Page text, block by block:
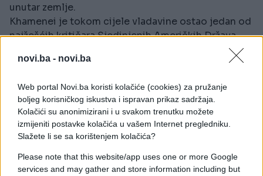
novi.ba - novi.ba
Web portal Novi.ba koristi kolačiće (cookies) za pružanje
boljeg korisničkog iskustva i ispravan prikaz sadržaja.
Kolačići su anonimizirani i u svakom trenutku možete
izmijeniti postavke kolačića u vašem Internet pregledniku.
Slažete li se sa korištenjem kolačića?
Please note that this website/app uses one or more Google
services and may gather and store information including but
unutar zemlje.
Khamenei je tokom cijele vladavine ostao jedan od
najžešćih kritičara Sjedinjenih Američkih Država,
bezuspješno pokušavale riješiti spor s Iranom oko
Zračni napad u kojem je ubijen sravnio je s tlom
njegov kompleks u centralnom Teheranu. Njegov
56-godišnji sin Mojtaba, koji je u napadu izgubio
vrhovnog vođe.